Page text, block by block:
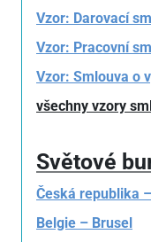
Vzor: Darovací
Vzor: Pracovní
Vzor: Smlouva o
všechny vzory
Světové
Česká republika
Belgie – Brusel